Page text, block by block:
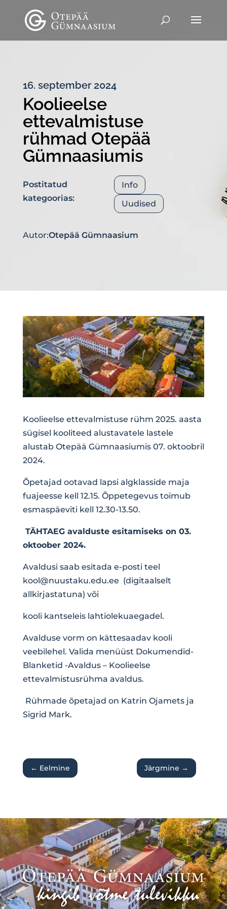
16. september 2024
Koolieelse
ettevalmistuse
rühmad Otepää
Gümnaasiumis
Postitatud
kategoorias:
Info
Uudised
Autor:Otepää Gümnaasium
Koolieelse ettevalmistuse rühm 2025. aasta
sügisel kooliteed alustavatele lastele
alustab Otepää Gümnaasiumis 07. oktoobril
2024.
Õpetajad ootavad lapsi algklasside maja
fuajeesse kell 12.15. Õppetegevus toimub
esmaspäeviti kell 12.30-13.50.
TÄHTAEG avalduste esitamiseks on 03.
oktoober 2024.
Avaldusi saab esitada e-posti teel
kool@nuustaku.edu.ee (digitaalselt
allkirjastatuna) või
kooli kantseleis lahtiolekuaegadel.
Avalduse vorm on kättesaadav kooli
veebilehel. Valida menüüst Dokumendid-
Blanketid -Avaldus – Koolieelse
ettevalmistusrühma avaldus.
Rühmade õpetajad on Katrin Ojamets ja
Sigrid Mark.
← Eelmine Järgmine →